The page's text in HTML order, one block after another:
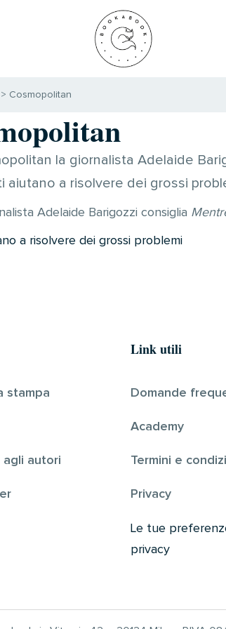
> Cosmopolitan
la giornalista Adelaide
aiutano a risolvere dei grossi
Adelaide Barigozzi consiglia
a risolvere dei grossi problemi
stampa
agli autori
Link utili
Domande
Academy
Termini e
Privacy
Le tue
privacy